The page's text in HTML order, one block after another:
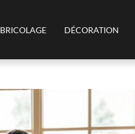
BRICOLAGE DÉCORATION